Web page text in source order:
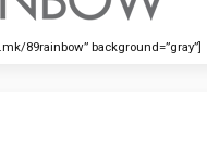
89rainbow” background=”gray”]